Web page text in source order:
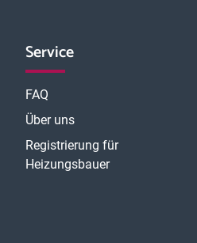
Service
FAQ
Über uns
Registrierung für
Heizungsbauer